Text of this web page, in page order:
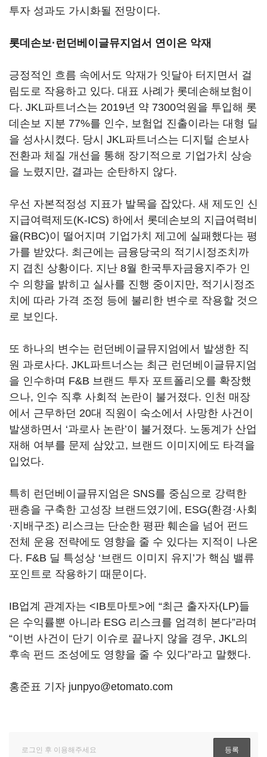
투자 성과도 가시화될 전망이다.
롯데손보·런던베이글뮤지엄서 연이은 악재
긍정적인 흐름 속에서도 악재가 잇달아 터지면서 걸
림도로 작용하고 있다. 대표 사례가 롯데손해보험이
다. JKL파트너스는 2019년 약 7300억원을 투입해 롯
데손보 지분 77%를 인수, 보험업 진출이라는 대형 딜
을 성사시켰다. 당시 JKL파트너스는 디지털 손보사
전환과 체질 개선을 통해 장기적으로 기업가치 상승
을 노렸지만, 결과는 순탄하지 않다.
우선 자본적정성 지표가 발목을 잡았다. 새 제도인 신
지급여력제도(K-ICS) 하에서 롯데손보의 지급여력비
율(RBC)이 떨어지며 기업가치 제고에 실패했다는 평
가를 받았다. 최근에는 금융당국의 적기시정조치까
지 겹친 상황이다. 지난 8월 한국투자금융지주가 인
수 의향을 밝히고 실사를 진행 중이지만, 적기시정조
치에 따라 가격 조정 등에 불리한 변수로 작용할 것으
로 보인다.
또 하나의 변수는 런던베이글뮤지엄에서 발생한 직
원 과로사다. JKL파트너스는 최근 런던베이글뮤지엄
을 인수하며 F&B 브랜드 투자 포트폴리오를 확장했
으나, 인수 직후 사회적 논란이 불거졌다. 인천 매장
에서 근무하던 20대 직원이 숙소에서 사망한 사건이
발생하면서 ‘과로사 논란’이 불거졌다. 노동계가 산업
재해 여부를 문제 삼았고, 브랜드 이미지에도 타격을
입었다.
특히 런던베이글뮤지엄은 SNS를 중심으로 강력한
팬층을 구축한 고성장 브랜드였기에, ESG(환경·사회
·지배구조) 리스크는 단순한 평판 훼손을 넘어 펀드
전체 운용 전략에도 영향을 줄 수 있다는 지적이 나온
다. F&B 딜 특성상 ‘브랜드 이미지 유지’가 핵심 밸류
포인트로 작용하기 때문이다.
IB업계 관계자는 <IB토마토>에 “최근 출자자(LP)들
은 수익률뿐 아니라 ESG 리스크를 엄격히 본다”라며
“이번 사건이 단기 이슈로 끝나지 않을 경우, JKL의
후속 펀드 조성에도 영향을 줄 수 있다”라고 말했다.
홍준표 기자 junpyo@etomato.com